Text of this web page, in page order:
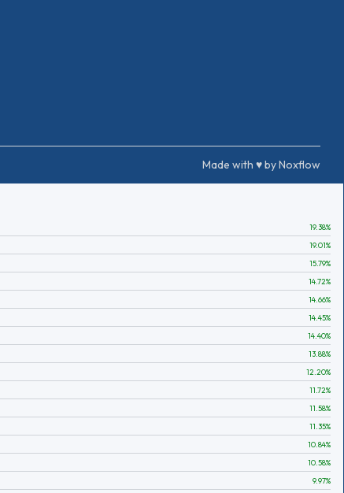
Made with ♥ by Noxflow
19.38%
19.01%
15.79%
14.72%
14.66%
14.45%
14.40%
13.88%
12.20%
11.72%
11.58%
11.35%
10.84%
10.58%
9.97%